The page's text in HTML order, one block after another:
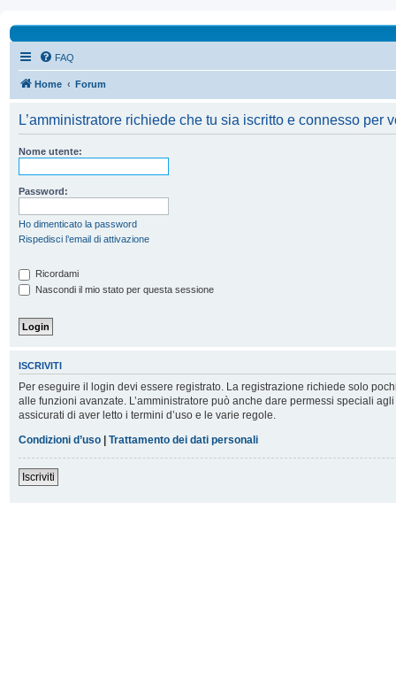
FAQ
Home Forum
L’amministratore richiede che tu sia iscritto e connesso per
Nome utente:
Password:
Ho dimenticato la password
Rispedisci l’email di attivazione
Ricordami
Nascondi il mio stato per questa sessione
ISCRIVITI
Per eseguire il login devi essere registrato. La registrazione richiede solo
alle funzioni avanzate. L’amministratore può anche dare permessi speciali
assicurati di aver letto i termini d’uso e le varie regole.
Condizioni d’uso | Trattamento dei dati personali
Iscriviti